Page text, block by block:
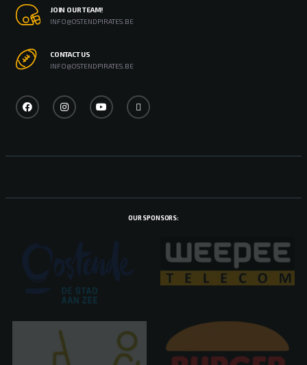
JOIN OUR TEAM!
INFO@OSTENDPIRATES.BE
CONTACT US
INFO@OSTENDPIRATES.BE
OUR SPONSORS: